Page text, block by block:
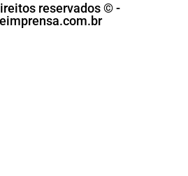
reservados © -